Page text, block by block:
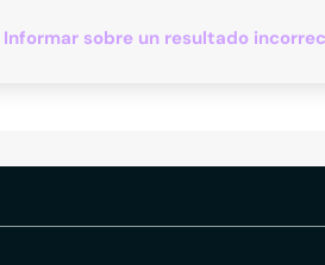
Informar sobre un resultado